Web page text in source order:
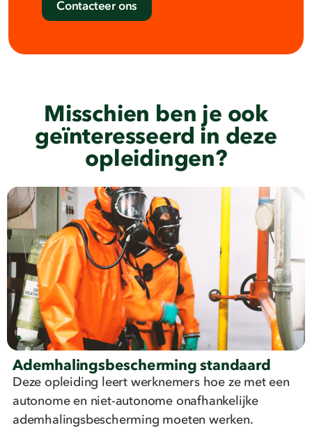
Contacteer ons
Misschien ben je ook
geïnteresseerd in deze
opleidingen?
Ademhalingsbescherming standaard
Deze opleiding leert werknemers hoe ze met een
autonome en niet-autonome onafhankelijke
ademhalingsbescherming moeten werken.